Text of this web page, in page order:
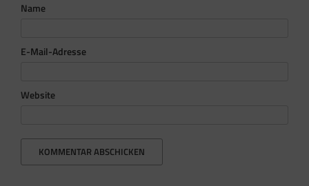
Name
E-Mail-Adresse
Website